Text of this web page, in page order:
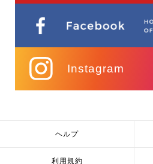
Instagram
ヘルプ
利用規約